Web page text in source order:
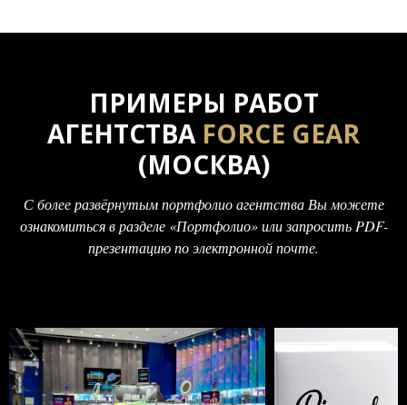
ПРИМЕРЫ РАБОТ
АГЕНТСТВА FORCE GEAR
(МОСКВА)
С более развёрнутым портфолио агентства Вы можете
ознакомиться в разделе «Портфолио» или запросить PDF-
презентацию по электронной почте.